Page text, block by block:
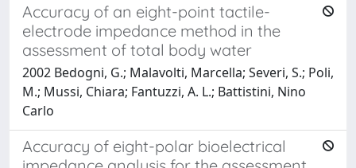
Accuracy of an eight-point tactile-
electrode impedance method in the
assessment of total body water
2002 Bedogni, G.; Malavolti, Marcella; Severi, S.; Poli,
M.; Mussi, Chiara; Fantuzzi, A. L.; Battistini, Nino
Carlo
Accuracy of eight-polar bioelectrical